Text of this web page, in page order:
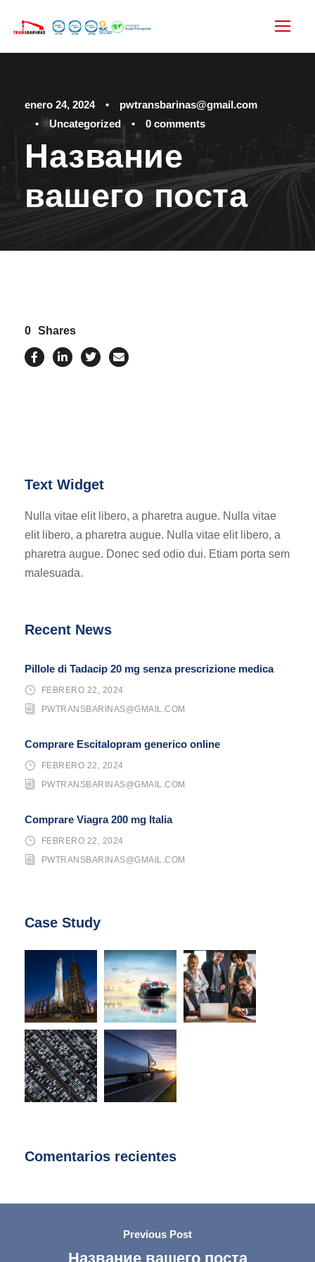
enero 24, 2024 •
pwtransbarinas@gmail.com
•
Uncategorized • 0 comments
Название
вашего поста
0 Shares
Text Widget
Nulla vitae elit libero, a pharetra augue. Nulla vitae
elit libero, a pharetra augue. Nulla vitae elit libero, a
pharetra augue. Donec sed odio dui. Etiam porta sem
malesuada.
Recent News
Pillole di Tadacip 20 mg senza prescrizione medica
FEBRERO 22, 2024
PWTRANSBARINAS@GMAIL.COM
Comprare Escitalopram generico online
FEBRERO 22, 2024
PWTRANSBARINAS@GMAIL.COM
Comprare Viagra 200 mg Italia
FEBRERO 22, 2024
PWTRANSBARINAS@GMAIL.COM
Case Study
Comentarios recientes
Previous Post
Название вашего поста